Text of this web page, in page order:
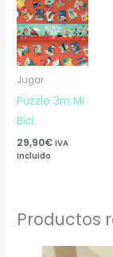
Jugar
Puzzle 3m Mi
Bici
29,90€ IVA
Incluido
Productos